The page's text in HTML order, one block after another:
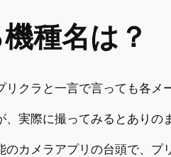
種名は？
クラと一言で言っても各メ
実際に撮ってみるとありの
カメラアプリの台頭で、